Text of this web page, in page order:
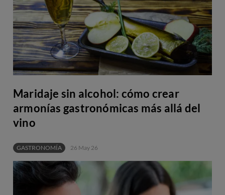
Maridaje sin alcohol: cómo crear
armonías gastronómicas más allá del
vino
GASTRONOMÍA 26 May 26